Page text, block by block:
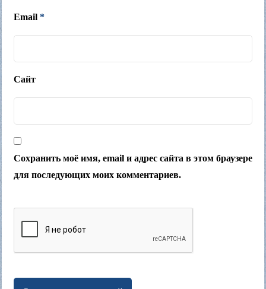
Email *
Сайт
Сохранить моё имя, email и адрес сайта в этом браузере
для последующих моих комментариев.